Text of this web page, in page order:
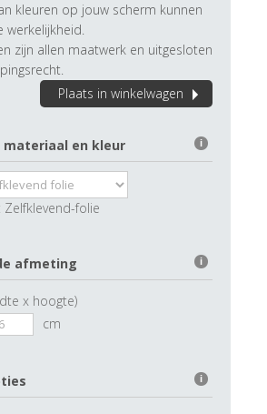
kleuren op jouw scherm kunnen
werkelijkheid.
zijn allen maatwerk en uitgesloten
Plaats in winkelwagen
materiaal en kleur i
Zelfklevend-folie
afmeting i
x hoogte)
cm
i